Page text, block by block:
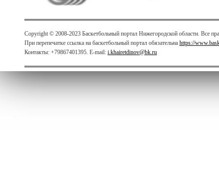
Copyright © 2008-2023 Баскетбольный портал Нижегородской области. Все
При перепечатке ссылка на баскетбольный портал обязательна https://
Контакты: +79867401395. E-mail: i.khairetdinov@bk.ru